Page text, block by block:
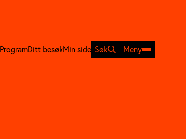
ProgramDitt besøkMin side Søk Meny